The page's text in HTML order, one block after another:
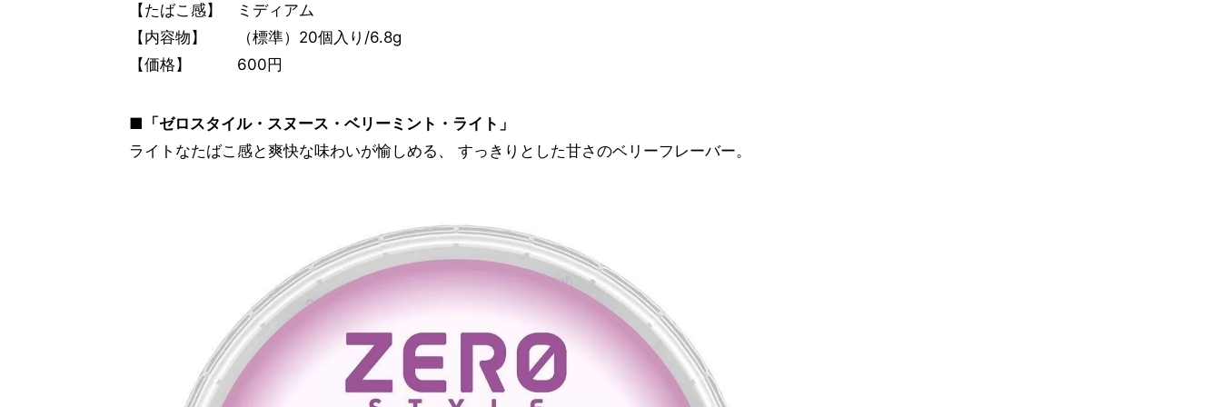
【たばこ感】 ミディアム
【内容物】 （標準）20個入り/6.8g
【価格】 600円
■「ゼロスタイル・スヌース・ベリーミント・ライト」
ライトなたばこ感と爽快な味わいが愉しめる、 すっきりとした甘さのベリーフレーバー。